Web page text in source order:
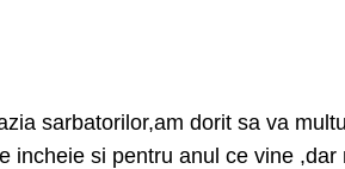
sarbatorilor,am dorit sa va
incheie si pentru anul ce vine ,dar